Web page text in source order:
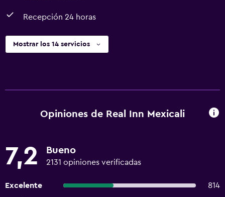
Recepción 24 horas
Mostrar los 14 servicios
Opiniones de Real Inn Mexicali
7,2 Bueno
2131 opiniones verificadas
Excelente
814